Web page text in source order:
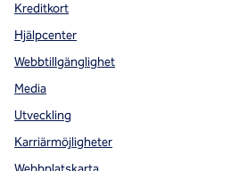
Kreditkort
Hjälpcenter
Webbtillgänglighet
Media
Utveckling
Karriärmöjligheter